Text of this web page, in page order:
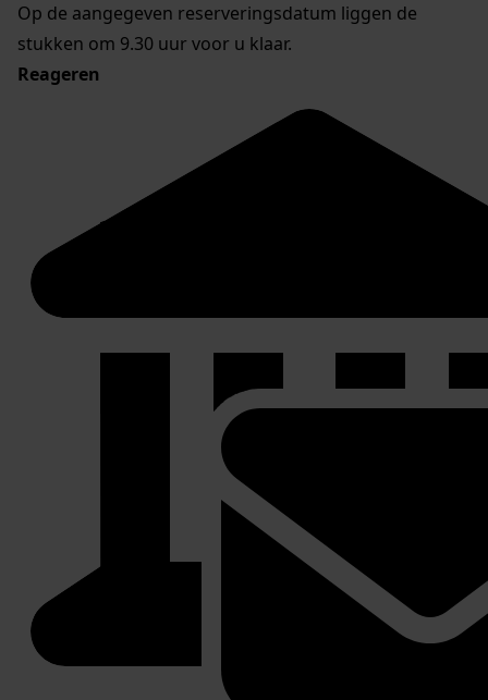
Op de aangegeven reserveringsdatum liggen de
stukken om 9.30 uur voor u klaar.
Reageren